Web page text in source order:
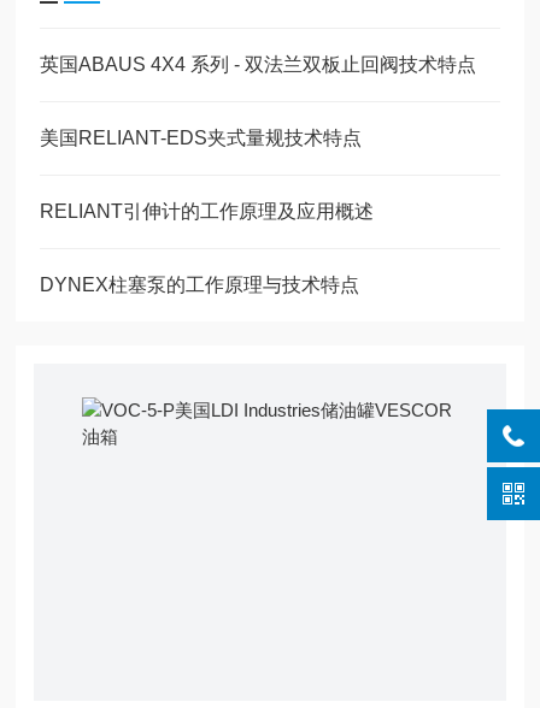
英国ABAUS 4X4 系列 - 双法兰双板止回阀技术特点
美国RELIANT-EDS夹式量规技术特点
RELIANT引伸计的工作原理及应用概述
DYNEX柱塞泵的工作原理与技术特点